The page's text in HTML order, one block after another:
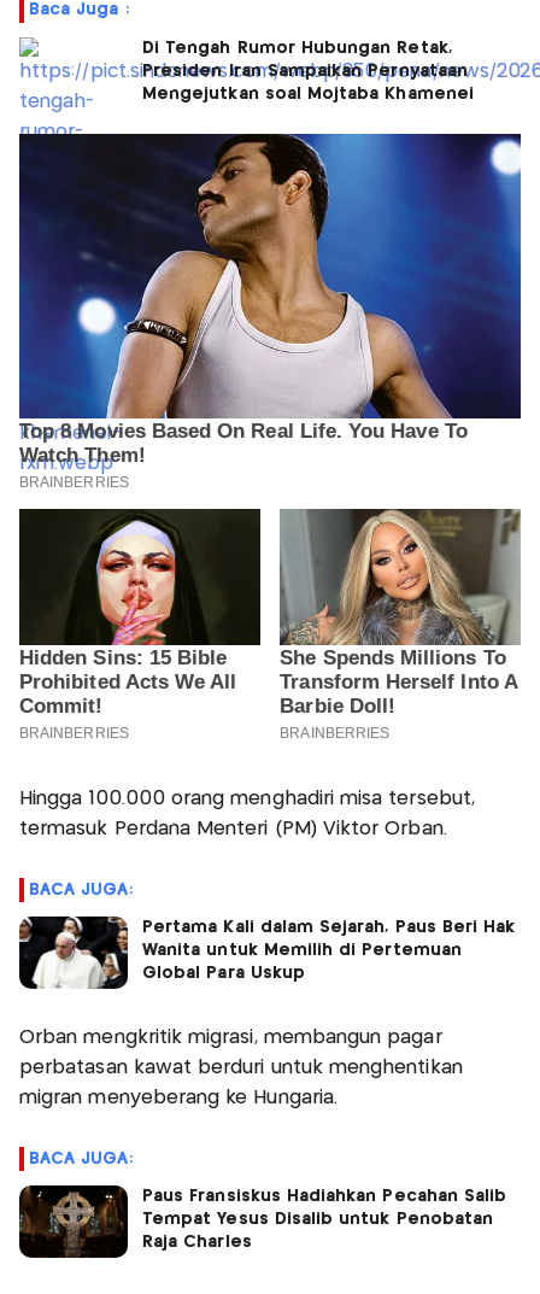
Baca Juga :
Di Tengah Rumor Hubungan Retak,
Presiden Iran Sampaikan Pernyataan
Mengejutkan soal Mojtaba Khamenei
Hingga 100.000 orang menghadiri misa tersebut,
termasuk Perdana Menteri (PM) Viktor Orban.
BACA JUGA:
Pertama Kali dalam Sejarah, Paus Beri Hak
Wanita untuk Memilih di Pertemuan
Global Para Uskup
Orban mengkritik migrasi, membangun pagar
perbatasan kawat berduri untuk menghentikan
migran menyeberang ke Hungaria.
BACA JUGA:
Paus Fransiskus Hadiahkan Pecahan Salib
Tempat Yesus Disalib untuk Penobatan
Raja Charles